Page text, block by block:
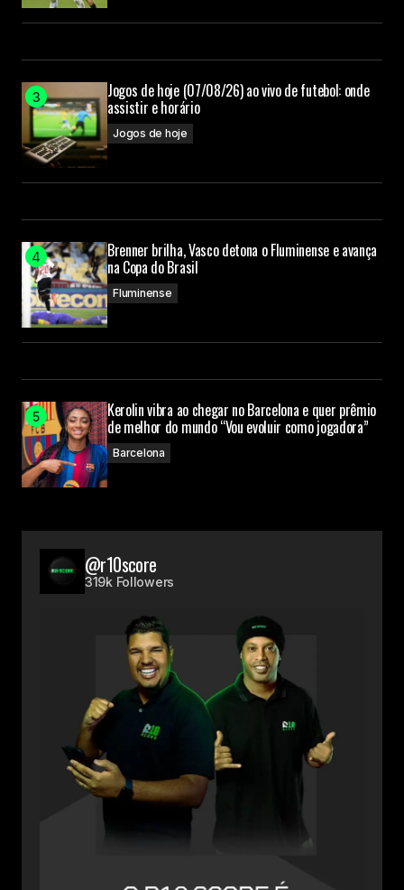
Jogos de hoje (07/08/26) ao vivo de futebol: onde
assistir e horário
Jogos de hoje
Brenner brilha, Vasco detona o Fluminense e avança
na Copa do Brasil
Fluminense
Kerolin vibra ao chegar no Barcelona e quer prêmio
de melhor do mundo “Vou evoluir como jogadora”
Barcelona
@r10score
319k Followers